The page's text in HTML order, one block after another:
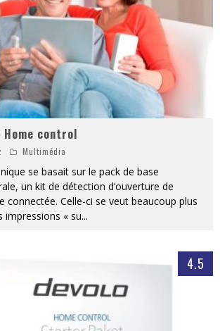
control
Multimédia
se basait sur le pack de base
un kit de détection d’ouverture de
connectée. Celle-ci se veut beaucoup plus
impressions « su...
4.5